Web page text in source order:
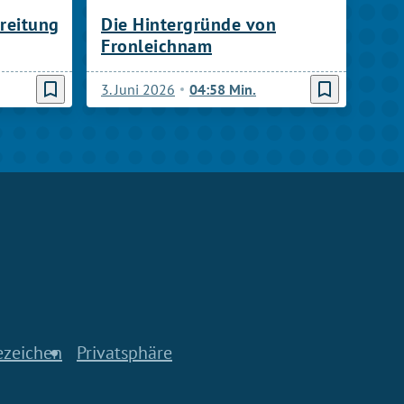
bookmark_border
Die Hintergründe von
Fronleichnam
3. Juni 2026 04:58 Min. bookmark_border
Privatsphäre